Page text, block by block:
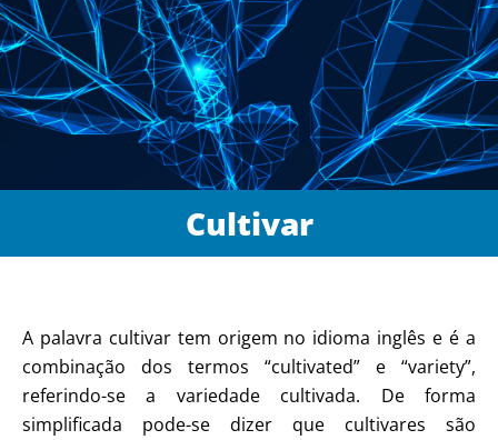
Cultivar
A palavra cultivar tem origem no idioma inglês e é a
combinação dos termos “cultivated” e “variety”,
referindo-se a variedade cultivada. De forma
simplificada pode-se dizer que cultivares são